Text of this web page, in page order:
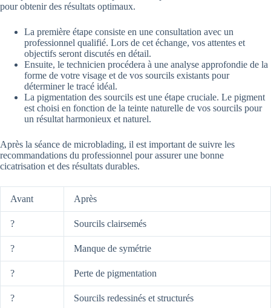
pour obtenir des résultats optimaux.
La première étape consiste en une consultation avec un
professionnel qualifié. Lors de cet échange, vos attentes et
objectifs seront discutés en détail.
Ensuite, le technicien procédera à une analyse approfondie de la
forme de votre visage et de vos sourcils existants pour
déterminer le tracé idéal.
La pigmentation des sourcils est une étape cruciale. Le pigment
est choisi en fonction de la teinte naturelle de vos sourcils pour
un résultat harmonieux et naturel.
Après la séance de microblading, il est important de suivre les
recommandations du professionnel pour assurer une bonne
cicatrisation et des résultats durables.
Avant Après
? Sourcils clairsemés
? Manque de symétrie
? Perte de pigmentation
? Sourcils redessinés et structurés